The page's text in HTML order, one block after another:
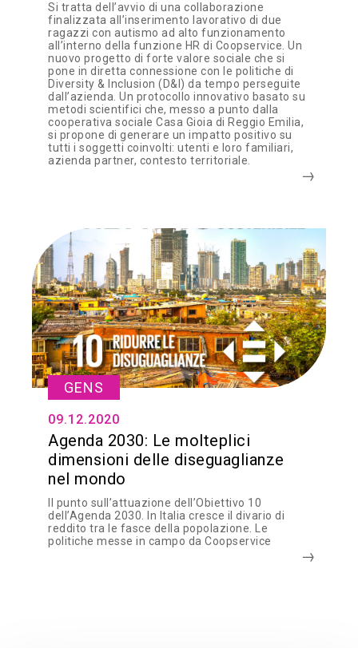
Si tratta dell’avvio di una collaborazione
finalizzata all’inserimento lavorativo di due
ragazzi con autismo ad alto funzionamento
all’interno della funzione HR di Coopservice. Un
nuovo progetto di forte valore sociale che si
pone in diretta connessione con le politiche di
Diversity & Inclusion (D&I) da tempo perseguite
dall’azienda. Un protocollo innovativo basato su
metodi scientifici che, messo a punto dalla
cooperativa sociale Casa Gioia di Reggio Emilia,
si propone di generare un impatto positivo su
tutti i soggetti coinvolti: utenti e loro familiari,
azienda partner, contesto territoriale.
GENS
09.12.2020
Agenda 2030: Le molteplici
dimensioni delle diseguaglianze
nel mondo
Il punto sull’attuazione dell’Obiettivo 10
dell’Agenda 2030. In Italia cresce il divario di
reddito tra le fasce della popolazione. Le
politiche messe in campo da Coopservice